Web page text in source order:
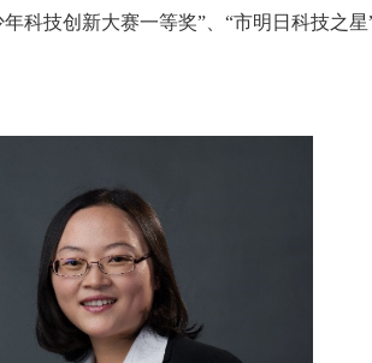
科技创新大赛一等奖”、“市明日科技之星